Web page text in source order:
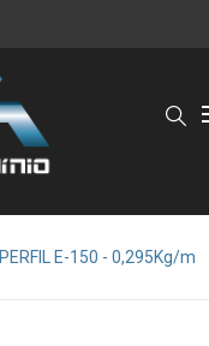
PERFIL E-150 - 0,295Kg/m